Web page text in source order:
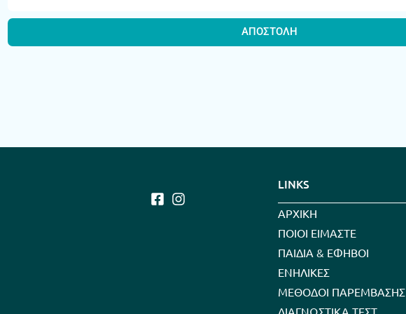
ΑΠΟΣΤΟΛΗ
LINKS
ΑΡΧΙΚΗ
ΠΟΙΟΙ ΕΙΜΑΣΤΕ
ΠΑΙΔΙΑ & ΕΦΗΒΟΙ
ΕΝΗΛΙΚΕΣ
ΜΕΘΟΔΟΙ ΠΑΡΕΜΒΑΣΗΣ
ΔΙΑΓΝΩΣΤΙΚΑ ΤΕΣΤ